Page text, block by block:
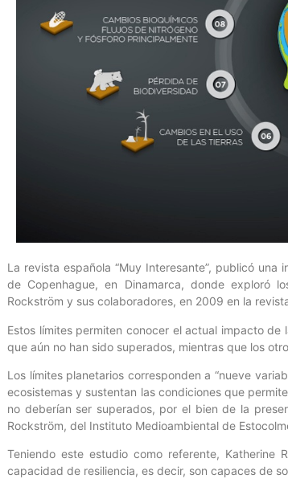
La revista española “Muy Interesante”, publicó
de Copenhague, en Dinamarca, donde exploró
Rockström y sus colaboradores, en 2009 en la
Estos límites permiten conocer el actual impacto
que aún no han sido superados, mientras que los
Los límites planetarios corresponden a “nueve
ecosistemas y sustentan las condiciones que
no deberían ser superados, por el bien de la
Rockström, del Instituto Medioambiental de
Teniendo este estudio como referente, Katherine
capacidad de resiliencia, es decir, son capaces de